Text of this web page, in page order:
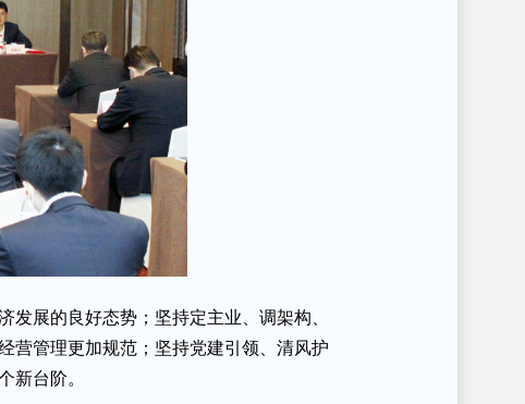
展的良好态势；坚持定主业、调架构、
营管理更加规范；坚持党建引领、清风护
新台阶。